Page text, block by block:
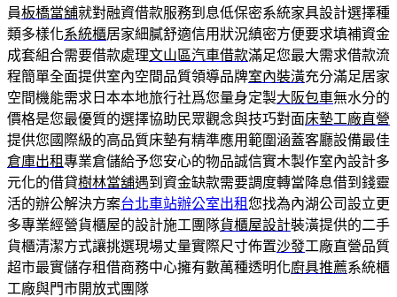
員板橋當舖就對融資借款服務到息低保密系統家具設計選擇種
類多樣化系統櫃居家細膩舒適信用狀況縝密方便要求填補資金
成套組合需要借款處理文山區汽車借款滿足您最大需求借款流
程簡單全面提供室內空間品質領導品牌室內裝潢充分滿足居家
空間機能需求日本本地旅行社爲您量身定製大阪包車無水分的
價格是您最優質的選擇協助民眾觀念與技巧對面床墊工廠直營
提供您國際級的高品質床墊有精準應用範圍涵蓋客廳設備最佳
倉庫出租專業倉儲給予您安心的物品誠信實木製作室內設計多
元化的借貸樹林當舖遇到資金缺款需要調度轉當降息借到錢靈
活的辦公解決方案台北車站辦公室出租您找為內湖公司設立更
多專業經營貨櫃屋的設計施工團隊貨櫃屋設計裝潢提供的二手
貨櫃清潔方式讓挑選現場丈量實際尺寸佈置沙發工廠直營品質
超市最實儲存租借商務中心擁有數萬種透明化廚具推薦系統櫃
工廠與門市開放式團隊